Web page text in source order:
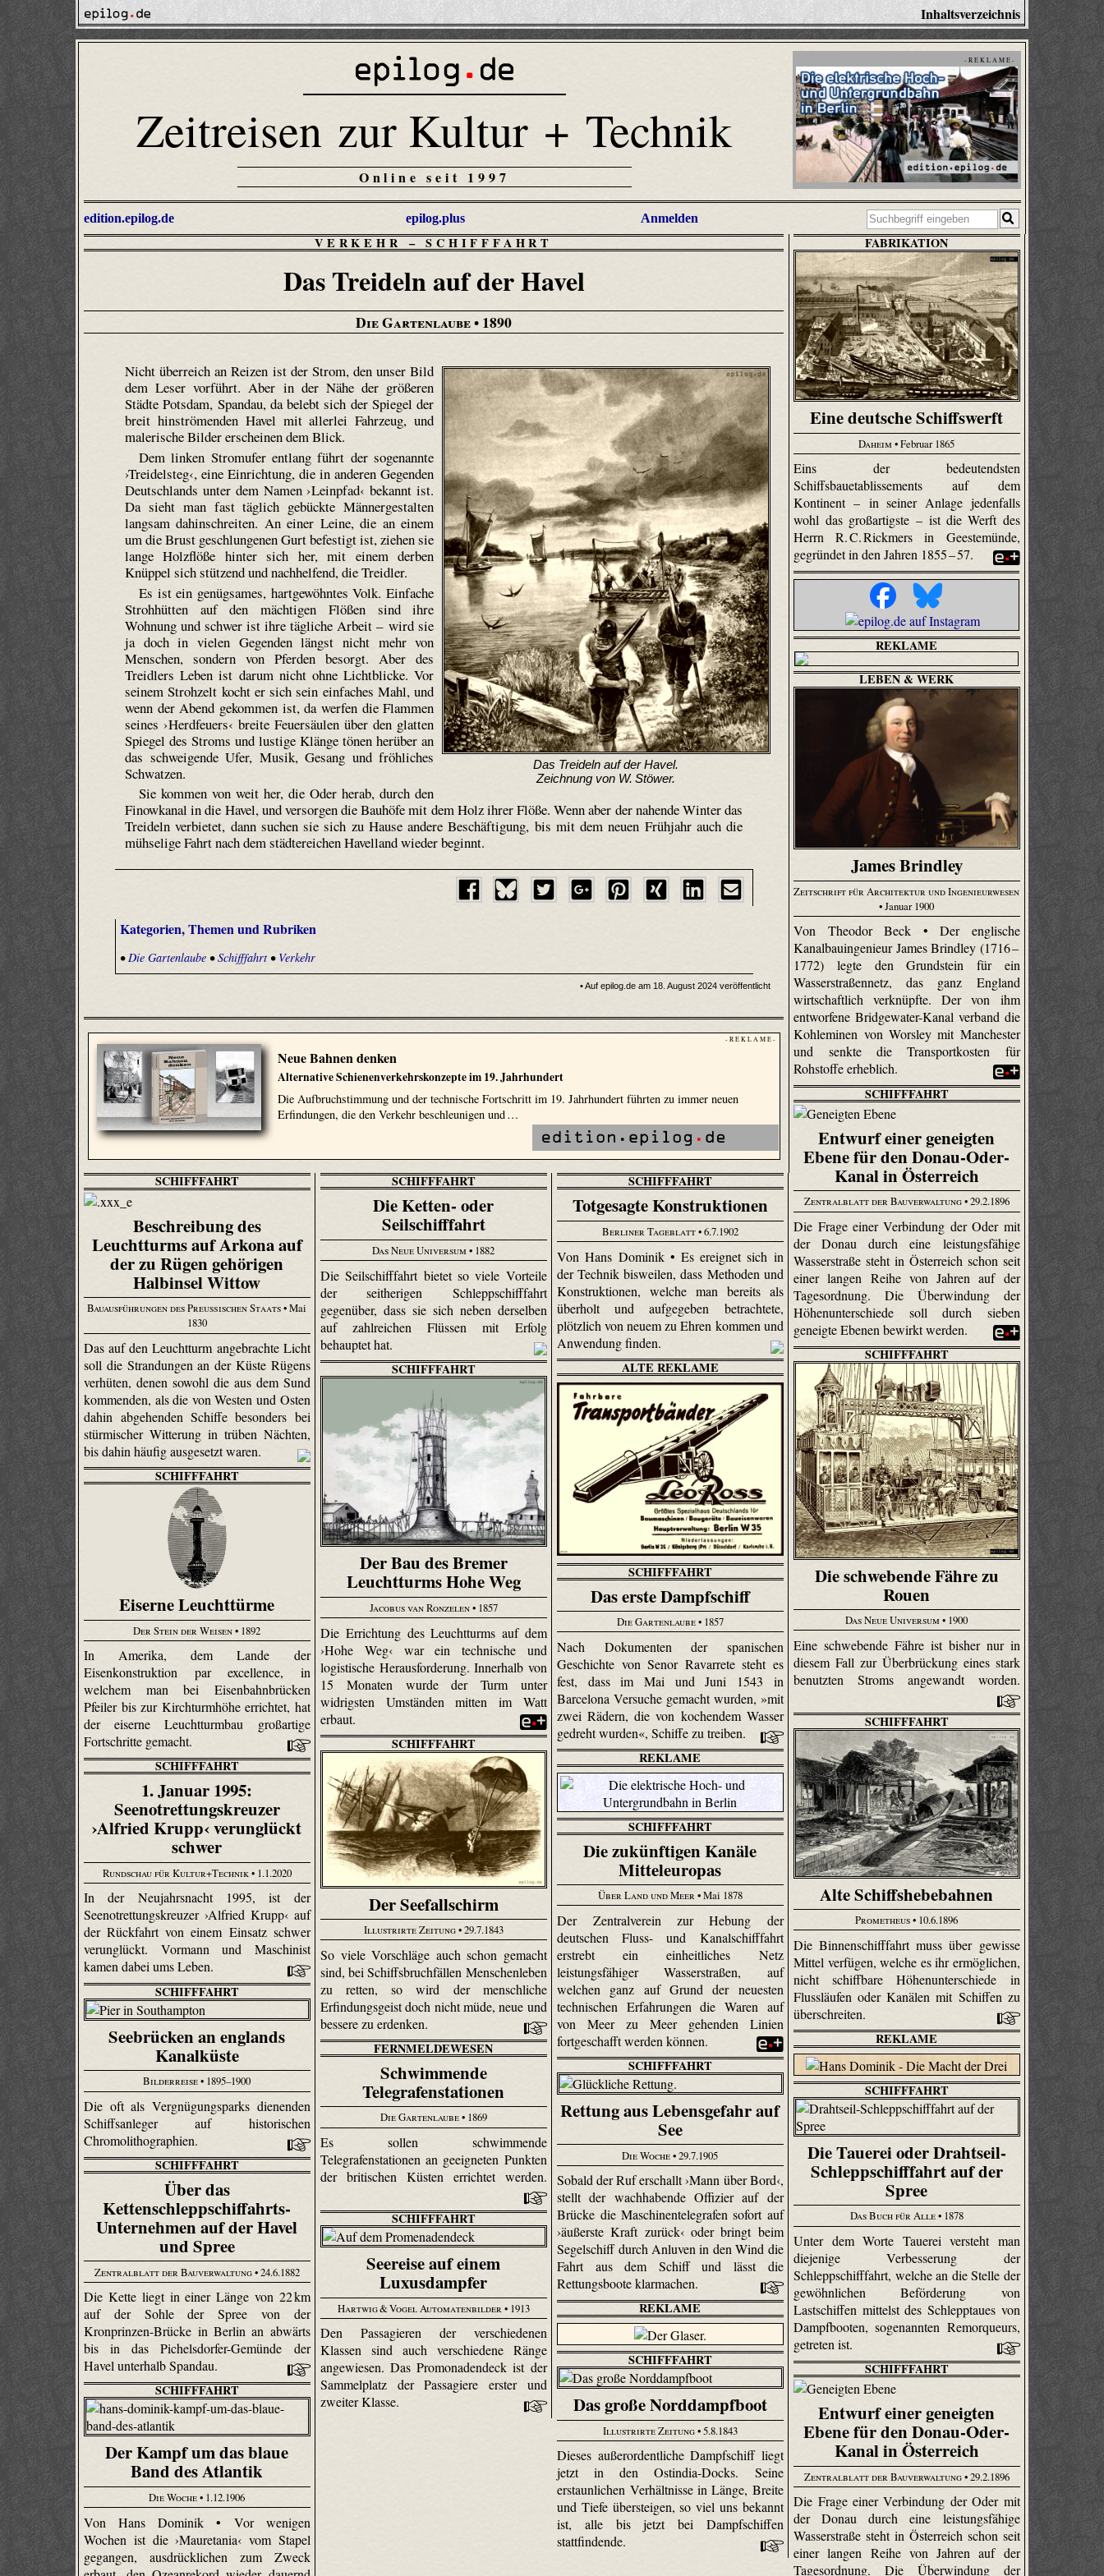
Inhaltsverzeichnis
Zeitreisen zur Kultur + Technik
Online seit 1997
- R E K L A M E -
edition.epilog.de epilog.plus Anmelden
VERKEHR–SCHIFFFAHRT
Das Treideln auf der Havel
Die Gartenlaube• 1890
Das Treideln auf der Havel.
Zeichnung von W. Stöwer.
Nicht überreich an Reizen ist der Strom, den unser Bild
dem Leser vorführt. Aber in der Nähe der größeren
Städte Potsdam, Spandau, da belebt sich der Spiegel der
breit hin­strömenden Havel mit allerlei Fahrzeug, und
malerische Bilder erscheinen dem Blick.
Dem linken Stromufer entlang führt der sogenannte
›Treidel­steg‹, eine Einrichtung, die in anderen Gegenden
Deutschlands unter dem Namen ›Leinpfad‹ bekannt ist.
Da sieht man fast täglich gebückte Männergestalten
langsam dahinschreiten. An einer Leine, die an einem
um die Brust geschlungenen Gurt befestigt ist, ziehen sie
lange Holzflöße hinter sich her, mit einem derben
Knüppel sich stützend und nachhelfend, die Treidler.
Es ist ein genügsames, hart­gewöhntes Volk. Einfache
Strohhütten auf den mächtigen Flößen sind ihre
Wohnung und schwer ist ihre tägliche Arbeit – wird sie
ja doch in vielen Gegenden längst nicht mehr von
Menschen, sondern von Pferden besorgt. Aber des
Treidlers Leben ist darum nicht ohne Lichtblicke. Vor
seinem Strohzelt kocht er sich sein einfaches Mahl, und
wenn der Abend gekommen ist, da werfen die Flammen
seines ›Herdfeuers‹ breite Feuersäulen über den glatten
Spiegel des Stroms und lustige Klänge tönen herüber an
das schweigende Ufer, Musik, Gesang und fröhliches
Schwatzen.
Sie kommen von weit her, die Oder herab, durch den
Finowkanal in die Havel, und versorgen die Bauhöfe mit dem Holz ihrer Flöße. Wenn aber der nahende Winter das
Treideln verbietet, dann suchen sie sich zu Hause andere Beschäftigung, bis mit dem neuen Frühjahr auch die
mühselige Fahrt nach dem städte­reichen Havelland wieder beginnt.
Kategorien, Themen und Rubriken
•Die Gartenlaube •Schifffahrt• Verkehr
• Auf epilog.de am 18. August 2024 veröffentlicht
- R E K L A M E -
Neue Bahnen denken
Alternative Schienenverkehrskonzepte im 19. Jahrhundert
Die Aufbruchstimmung und der technische Fortschritt im 19. Jahrhundert führten zu immer neuen
Erfindungen, die den Verkehr beschleunigen und …
FABRIKATION
Eine deutsche Schiffswerft
Daheim• Februar 1865
Eins der bedeutendsten
Schiffsbauetablissements auf dem
Kontinent – in seiner Anlage jedenfalls
wohl das großartigste – ist die Werft des
Herrn R. C. Rickmers in Geestemünde,
gegründet in den Jahren 1855 – 57.
REKLAME
LEBEN & WERK
James Brindley
Zeitschrift für Architektur und Ingenieurwesen
• Januar 1900
Von Theodor Beck • Der englische
Kanalbauingenieur James Brindley (1716 –
1772) legte den Grundstein für ein
Wasserstraßennetz, das ganz England
wirtschaftlich verknüpfte. Der von ihm
entworfene Bridge­water-Kanal verband die
Kohleminen von Worsley mit Manchester
und senkte die Transportkosten für
Rohstoffe erheblich.
SCHIFFFAHRT
Entwurf einer geneigten
Ebene für den Donau-Oder-
Kanal in Österreich
Zentralblatt der Bauverwaltung• 29.2.1896
Die Frage einer Verbindung der Oder mit
der Donau durch eine leistungsfähige
Wasserstraße steht in Österreich schon seit
einer langen Reihe von Jahren auf der
Tagesordnung. Die Überwindung der
Höhenunterschiede soll durch sieben
geneigte Ebenen bewirkt werden.
SCHIFFFAHRT
Beschreibung des
Leuchtturms auf Arkona auf
der zu Rügen gehörigen
Halbinsel Wittow
Bauausführungen des Preußischen Staats• Mai
1830
Das auf den Leuchtturm angebrachte Licht
soll die Strandungen an der Küste Rügens
verhüten, denen sowohl die aus dem Sund
kommenden, als die von Westen und Osten
dahin abgehenden Schiffe besonders bei
stürmischer Witterung in trüben Nächten,
bis dahin häufig ausgesetzt waren.
SCHIFFFAHRT
Die Ketten- oder
Seilschifffahrt
Das Neue Universum • 1882
Die Seilschifffahrt bietet so viele Vorteile
der seitherigen Schleppschifffahrt
gegenüber, dass sie sich neben derselben
auf zahlreichen Flüssen mit Erfolg
behauptet hat.
SCHIFFFAHRT
Totgesagte Konstruktionen
Berliner Tageblatt• 6.7.1902
Von Hans Dominik • Es ereignet sich in
der Technik bisweilen, dass Methoden und
Konstruktionen, welche man bereits als
überholt und aufgegeben betrachtete,
plötzlich von neuem zu Ehren kommen und
Anwendung finden.
SCHIFFFAHRT
Die schwebende Fähre zu
Rouen
Das Neue Universum• 1900
Eine schwebende Fähre ist bisher nur in
diesem Fall zur Überbrückung eines stark
benutzten Stroms angewandt worden.
ALTE REKLAME
SCHIFFFAHRT
Das erste Dampfschiff
Die Gartenlaube• 1857
Nach Dokumenten der spanischen
Geschichte von Senor Ravarrete steht es
fest, dass im Mai und Juni 1543 in
Barcelona Versuche gemacht wurden, »mit
zwei Rädern, die von kochendem Wasser
gedreht wurden«, Schiffe zu treiben.
SCHIFFFAHRT
Der Bau des Bremer
Leuchtturms Hohe Weg
Jacobus van Ronzelen• 1857
Die Errichtung des Leuchtturms auf dem
›Hohe Weg‹ war ein technische und
logistische Herausforderung. Innerhalb von
15 Monaten wurde der Turm unter
widrigsten Umständen mitten im Watt
erbaut.
SCHIFFFAHRT
Eiserne Leuchttürme
Der Stein der Weisen• 1892
In Amerika, dem Lande der
Eisenkonstruktion par excellence, in
welchem man bei Eisenbahnbrücken
Pfeiler bis zur Kirchturmhöhe errichtet, hat
der eiserne Leuchtturmbau großartige
Fortschritte gemacht.
SCHIFFFAHRT
Alte Schiffshebebahnen
Prometheus• 10.6.1896
Die Binnenschifffahrt muss über gewisse
Mittel verfügen, welche es ihr ermöglichen,
nicht schiffbare Höhenunterschiede in
Flussläufen oder Kanälen mit Schiffen zu
überschreiten.
SCHIFFFAHRT
Der Seefallschirm
Illustrirte Zeitung• 29.7.1843
So viele Vorschläge auch schon gemacht
sind, bei Schiffsbruchfällen Menschenleben
zu retten, so wird der menschliche
Erfindungsgeist doch nicht müde, neue und
bessere zu erdenken.
REKLAME
SCHIFFFAHRT
Die zukünftigen Kanäle
Mitteleuropas
Über Land und Meer• Mai 1878
Der Zentralverein zur Hebung der
deutschen Fluss- und Kanalschifffahrt
erstrebt ein einheitliches Netz
leistungsfähiger Wasserstraßen, auf
welchen ganz auf Grund der neuesten
technischen Erfahrungen die Waren auf
von Meer zu Meer gehenden Linien
fortgeschafft werden können.
SCHIFFFAHRT
1. Januar 1995:
Seenotrettungskreuzer
›Alfried Krupp‹ verunglückt
schwer
Rundschau für Kultur+Technik• 1.1.2020
In der Neujahrsnacht 1995, ist der
Seenotrettungskreuzer ›Alfried Krupp‹ auf
der Rückfahrt von einem Einsatz schwer
verunglückt. Vormann und Maschinist
kamen dabei ums Leben.
SCHIFFFAHRT
Seebrücken an englands
Kanalküste
Bilderreise• 1895–1900
Die oft als Vergnügungsparks dienenden
Schiffsanleger auf historischen
Chromolithographien.
REKLAME
SCHIFFFAHRT
Die Tauerei oder Drahtseil-
Schleppschifffahrt auf der
Spree
Das Buch für Alle• 1878
Unter dem Worte Tauerei versteht man
diejenige Verbesserung der
Schleppschifffahrt, welche an die Stelle der
gewöhnlichen Beförderung von
Lastschiffen mittelst des Schlepptaues von
Dampfbooten, sogenannten Remorqueurs,
getreten ist.
FERNMELDEWESEN
Schwimmende
Telegrafenstationen
Die Gartenlaube• 1869
Es sollen schwimmende
Telegrafenstationen an geeigneten Punkten
der britischen Küsten errichtet werden.
SCHIFFFAHRT
Rettung aus Lebensgefahr auf
See
Die Woche• 29.7.1905
Sobald der Ruf erschallt ›Mann über Bord‹,
stellt der wachhabende Offizier auf der
Brücke die Maschinentelegrafen sofort auf
›äußerste Kraft zurück‹ oder bringt beim
Segelschiff durch Anluven in den Wind die
Fahrt aus dem Schiff und lässt die
Rettungsboote klarmachen.
SCHIFFFAHRT
Über das
Kettenschleppschiffahrts-
Unternehmen auf der Havel
und Spree
Zentralblatt der Bauverwaltung• 24.6.1882
Die Kette liegt in einer Länge von 22 km
auf der Sohle der Spree von der
Kronprinzen-Brücke in Berlin an abwärts
bis in das Pichelsdorfer-Gemünde der
Havel unterhalb Spandau.
SCHIFFFAHRT
Seereise auf einem
Luxusdampfer
Hartwig & Vogel Automatenbilder• 1913
Den Passagieren der verschiedenen
Klassen sind auch verschiedene Ränge
angewiesen. Das Promonadendeck ist der
Sammelplatz der Passagiere erster und
zweiter Klasse.
REKLAME
SCHIFFFAHRT
Das große Norddampfboot
Illustrirte Zeitung• 5.8.1843
Dieses außerordentliche Dampfschiff liegt
jetzt in den Ostindia-Docks. Seine
erstaunlichen Verhältnisse in Länge, Breite
und Tiefe übersteigen, so viel uns bekannt
ist, alle bis jetzt bei Dampfschiffen
stattfindende.
SCHIFFFAHRT
Entwurf einer geneigten
Ebene für den Donau-Oder-
Kanal in Österreich
Zentralblatt der Bauverwaltung• 29.2.1896
Die Frage einer Verbindung der Oder mit
der Donau durch eine leistungsfähige
Wasserstraße steht in Österreich schon seit
einer langen Reihe von Jahren auf der
Tagesordnung. Die Überwindung der
SCHIFFFAHRT
Der Kampf um das blaue
Band des Atlantik
Die Woche• 1.12.1906
Von Hans Dominik • Vor wenigen
Wochen ist die ›Mauretania‹ vom Stapel
gegangen, ausdrücklichen zum Zweck